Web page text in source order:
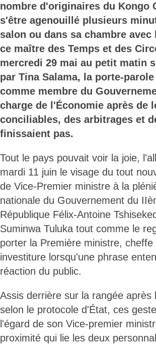
nombre d'originaires du Kongo
s'être agenouillé plusieurs
salon ou dans sa chambre
ce maître des Temps et des
mercredi 29 mai au petit matin
par Tina Salama, la porte-
comme membre du
charge de l'Économie après de
conciliables, des arbitrages et
finissaient pas.
Tout le pays pouvait voir la joie,
mardi 11 juin le visage du tout
de Vice-Premier ministre à la
nationale du Gouvernement du
République Félix-Antoine
Suminwa Tuluka tout comme le
porter la Première ministre,
investiture lorsqu'une phrase
réaction du public.
Assis derrière sur la rangée
selon le protocole d'État, ces
l'égard de son Vice-premier
proximité qui lie les deux